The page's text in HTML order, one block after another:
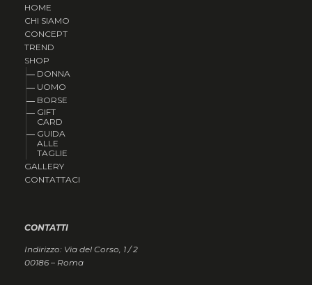
HOME
CHI SIAMO
CONCEPT
TREND
SHOP
DONNA
UOMO
BORSE
GIFT
CARD
GUIDA
ALLE
TAGLIE
GALLERY
CONTATTACI
CONTATTI
Indirizzo: Via del Corso, 1 / 2
00186 – Roma